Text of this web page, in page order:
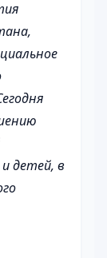
детей, в